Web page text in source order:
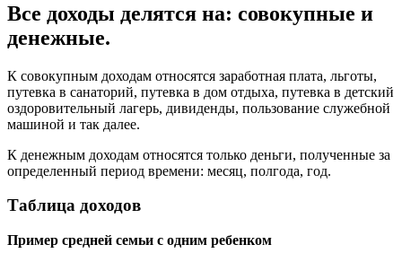
Все доходы делятся на: совокупные и
денежные.
К совокупным доходам относятся заработная плата, льготы,
путевка в санаторий, путевка в дом отдыха, путевка в детский
оздоровительный лагерь, дивиденды, пользование служебной
машиной и так далее.
К денежным доходам относятся только деньги, полученные за
определенный период времени: месяц, полгода, год.
Таблица доходов
Пример средней семьи с одним ребенком